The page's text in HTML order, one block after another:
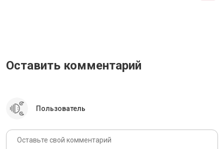
Оставить комментарий
Пользователь